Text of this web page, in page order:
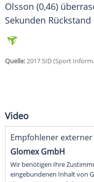
Olsson (0,46)
Sekunden
Quelle:2017 SID (Sport
Video
Empfohlener
Glomex GmbH
Wir benötigen Ihre
eingebundenen Inhalt von